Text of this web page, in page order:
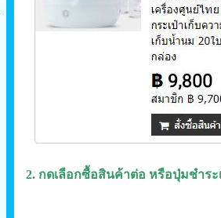
2. กดเลือกซื้อสินค้าต่อ หรือปุ่มชำระ